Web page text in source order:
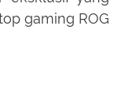
gaming ROG